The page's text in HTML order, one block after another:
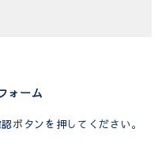
ォーム
ボタンを押してください。